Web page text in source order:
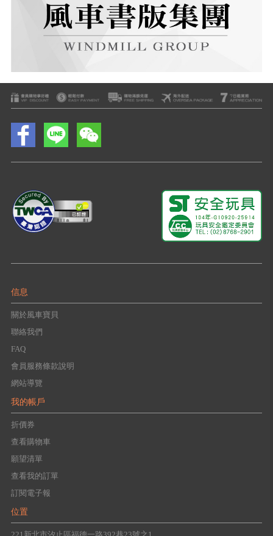
信息
關於風車寶貝
聯絡我們
FAQ
會員服務條款說明
網站導覽
我的帳戶
折價券
查看購物車
願望清單
查看我的訂單
訂閱電子報
位置